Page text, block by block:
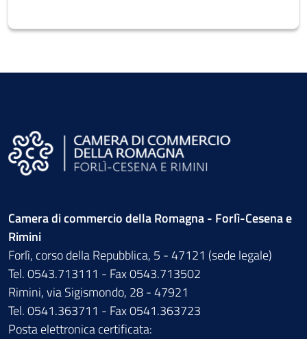
Camera di commercio della Romagna - Forlì-Cesena e
Rimini
Forlì, corso della Repubblica, 5 - 47121 (sede legale)
Tel. 0543.713111 - Fax 0543.713502
Rimini, via Sigismondo, 28 - 47921
Tel. 0541.363711 - Fax 0541.363723
Posta elettronica certificata: